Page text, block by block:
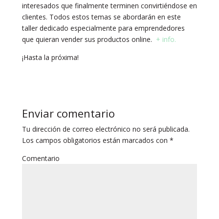
interesados que finalmente terminen convirtiéndose en
clientes. Todos estos temas se abordarán en este
taller dedicado especialmente para emprendedores
que quieran vender sus productos online. + info.
¡Hasta la próxima!
Enviar comentario
Tu dirección de correo electrónico no será publicada.
Los campos obligatorios están marcados con *
Comentario